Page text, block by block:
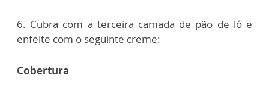
6. Cubra com a terceira camada de pão de ló e
enfeite com o seguinte creme:
Cobertura